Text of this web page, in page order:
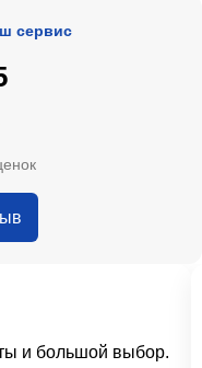
и большой выбор.